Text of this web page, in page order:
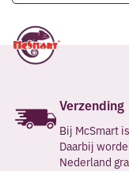
Verzending
Bij McSmart
Daarbij
Nederland